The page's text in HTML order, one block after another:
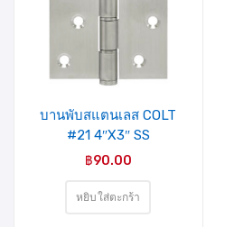
รายการ
บานพับสแตนเลส COLT
#21 4″X3″ SS
฿90.00
หยิบใส่ตะกร้า